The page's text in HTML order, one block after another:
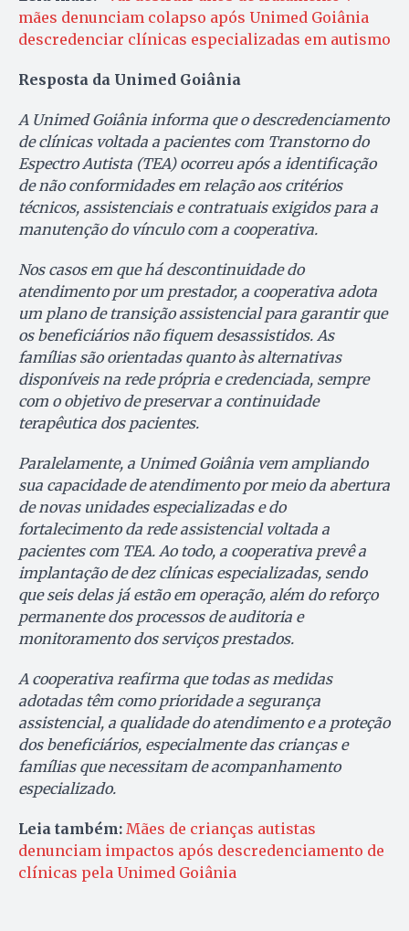
mães denunciam colapso após Unimed Goiânia
descredenciar clínicas especializadas em autismo
Resposta da Unimed Goiânia
A Unimed Goiânia informa que o descredenciamento
de clínicas voltada a pacientes com Transtorno do
Espectro Autista (TEA) ocorreu após a identificação
de não conformidades em relação aos critérios
técnicos, assistenciais e contratuais exigidos para a
manutenção do vínculo com a cooperativa.
Nos casos em que há descontinuidade do
atendimento por um prestador, a cooperativa adota
um plano de transição assistencial para garantir que
os beneficiários não fiquem desassistidos. As
famílias são orientadas quanto às alternativas
disponíveis na rede própria e credenciada, sempre
com o objetivo de preservar a continuidade
terapêutica dos pacientes.
Paralelamente, a Unimed Goiânia vem ampliando
sua capacidade de atendimento por meio da abertura
de novas unidades especializadas e do
fortalecimento da rede assistencial voltada a
pacientes com TEA. Ao todo, a cooperativa prevê a
implantação de dez clínicas especializadas, sendo
que seis delas já estão em operação, além do reforço
permanente dos processos de auditoria e
monitoramento dos serviços prestados.
A cooperativa reafirma que todas as medidas
adotadas têm como prioridade a segurança
assistencial, a qualidade do atendimento e a proteção
dos beneficiários, especialmente das crianças e
famílias que necessitam de acompanhamento
especializado.
Leia também: Mães de crianças autistas
denunciam impactos após descredenciamento de
clínicas pela Unimed Goiânia